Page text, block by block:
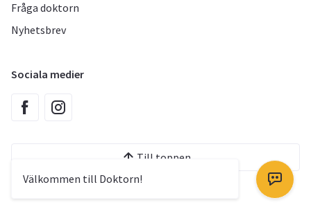
Välkommen till Doktorn!
Fråga doktorn
Nyhetsbrev
Sociala medier
Till toppen